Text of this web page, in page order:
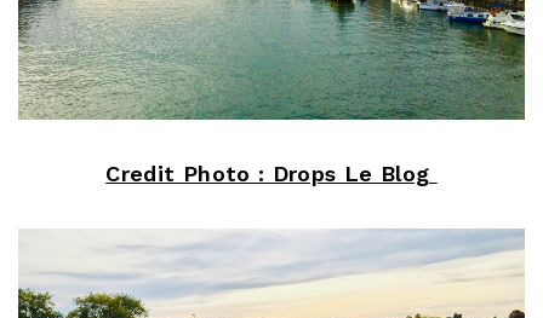
Credit Photo : Drops Le Blog